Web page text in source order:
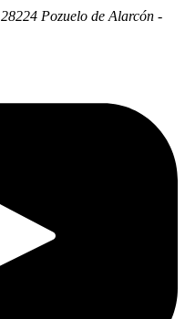
28224 Pozuelo de Alarcón -